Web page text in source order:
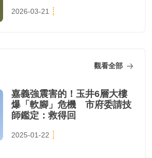
2026-03-21
觀看全部
嘉義強震害的！玉井6層大樓
爆「軟腳」危機 市府委請技
師鑑定：救得回
2025-01-22